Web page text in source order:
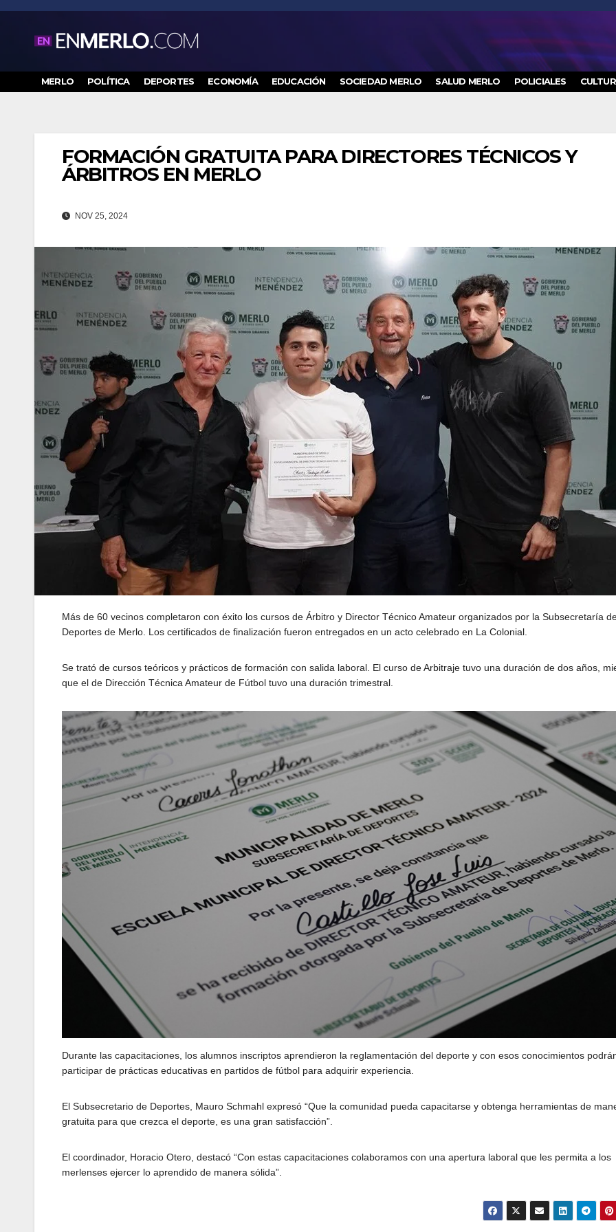
Saltar
contenido
MERLO POLÍTICA DEPORTES ECONOMÍA EDUCACIÓN SOCIEDAD MERLO SALUD MERLO POLICIALES
FORMACIÓN GRATUITA PARA DIRECTORES TÉCNICOS Y
ÁRBITROS EN MERLO
NOV 25, 2024
Más de 60 vecinos completaron con éxito los cursos de Árbitro y Director Técnico Amateur organizados por la Subsecretaría
Deportes de Merlo. Los certificados de finalización fueron entregados en un acto celebrado en La Colonial.
Se trató de cursos teóricos y prácticos de formación con salida laboral. El curso de Arbitraje tuvo una duración de dos años,
que el de Dirección Técnica Amateur de Fútbol tuvo una duración trimestral.
Durante las capacitaciones, los alumnos inscriptos aprendieron la reglamentación del deporte y con esos conocimientos
participar de prácticas educativas en partidos de fútbol para adquirir experiencia.
El Subsecretario de Deportes, Mauro Schmahl expresó “Que la comunidad pueda capacitarse y obtenga herramientas de
gratuita para que crezca el deporte, es una gran satisfacción”.
El coordinador, Horacio Otero, destacó “Con estas capacitaciones colaboramos con una apertura laboral que les permita a los
merlenses ejercer lo aprendido de manera sólida”.
DICIEMBRE 11,